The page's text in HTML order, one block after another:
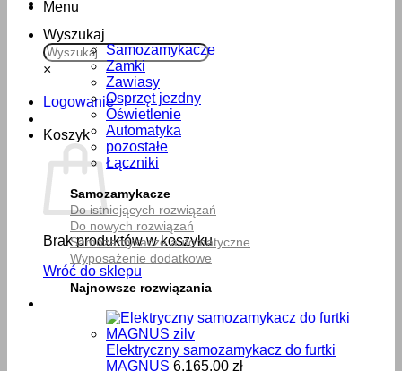
Wyszukaj
×
Logowanie
Koszyk
Brak produktów w koszyku.
Wróć do sklepu
Menu
Samozamykacze
Zamki
Zawiasy
Osprzęt jezdny
Oświetlenie
Automatyka
pozostałe
Łączniki
Samozamykacze
Do istniejących rozwiązań
Do nowych rozwiązań
Samozamykacze automatyczne
Wyposażenie dodatkowe
Najnowsze rozwiązania
Elektryczny samozamykacz do furtki
MAGNUS 6,165.00 zł